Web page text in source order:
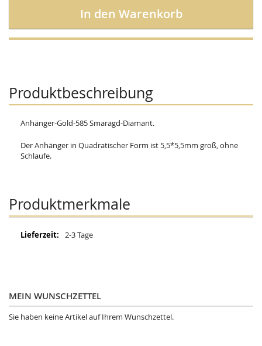
In den Warenkorb
Produktbeschreibung
Anhänger-Gold-585 Smaragd-Diamant.
Der Anhänger in Quadratischer Form ist 5,5*5,5mm groß, ohne
Schlaufe.
Produktmerkmale
Mehr
2-3 Tage
MEIN WUNSCHZETTEL
Sie haben keine Artikel auf Ihrem Wunschzettel.